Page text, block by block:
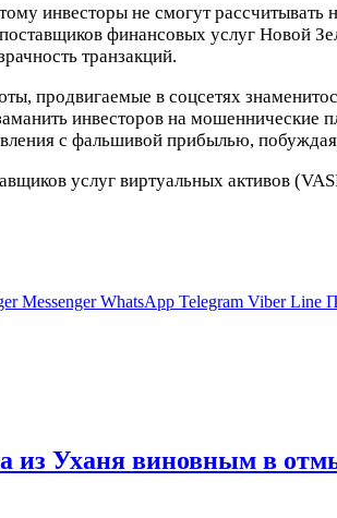
инвесторы не смогут
финансовых услуг
транзакций.
продвигаемые в соцсетях
инвесторов на
с фальшивой прибылью,
услуг виртуальных активов
Messenger WhatsApp Telegram Viber Line
из Уханя виновным в